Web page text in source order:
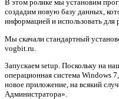
В этом ролике мы установим
создадим новую базу данных,
информацией и использовать для
Мы скачали стандартный
vogbit.ru.
Запускаем setup. Поскольку на
операционная система Windows
новое приложение, на всякий
Администратора».